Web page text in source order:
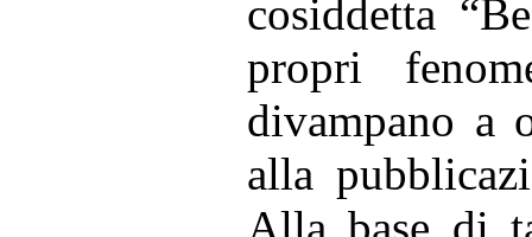
cosiddetta
propri
divampano a
alla